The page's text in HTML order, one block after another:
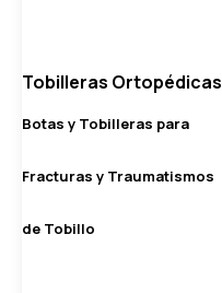
Tobilleras Ortopédicas
Botas y Tobilleras para
Fracturas y Traumatismos
de Tobillo